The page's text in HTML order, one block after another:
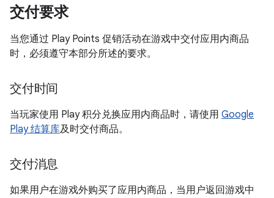
交付要求
当您通过 Play Points 促销活动在游戏中交付应用内商品
时，必须遵守本部分所述的要求。
交付时间
当玩家使用 Play 积分兑换应用内商品时，请使用 Google
Play 结算库及时交付商品。
交付消息
如果用户在游戏外购买了应用内商品，当用户返回游戏中